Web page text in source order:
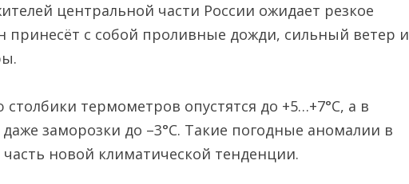
центральной части России ожидает резкое
принесёт с собой проливные дожди, сильный ветер и
термометров опустятся до +5…+7°C, а в
заморозки до –3°C. Такие погодные аномалии в
новой климатической тенденции.